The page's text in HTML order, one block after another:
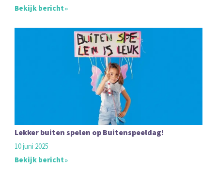
Bekijk bericht
Lekker buiten spelen op Buitenspeeldag!
10 juni 2025
Bekijk bericht